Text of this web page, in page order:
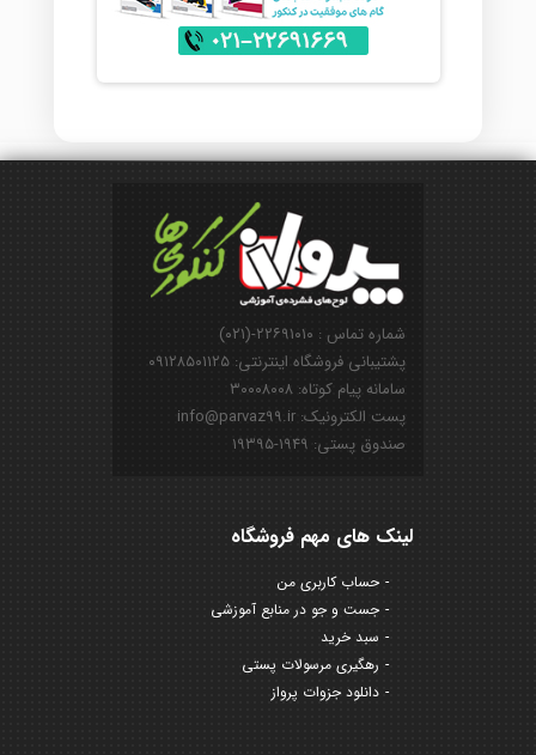
شماره تماس : ۲۲۶۹۱۰۱۰-(۰۲۱)
پشتیبانی فروشگاه اینترنتی: ۰۹۱۲۸۵۰۱۱۲۵
سامانه پیام کوتاه: ۳۰۰۰۸۰۰۸
پست الکترونیک: info@parvaz99.ir
صندوق پستی: ۱۹۴۹-۱۹۳۹۵
لینک های مهم فروشگاه
حساب کاربری من
جست و جو در منابع آموزشی
سبد خرید
رهگیری مرسولات پستی
دانلود جزوات پرواز